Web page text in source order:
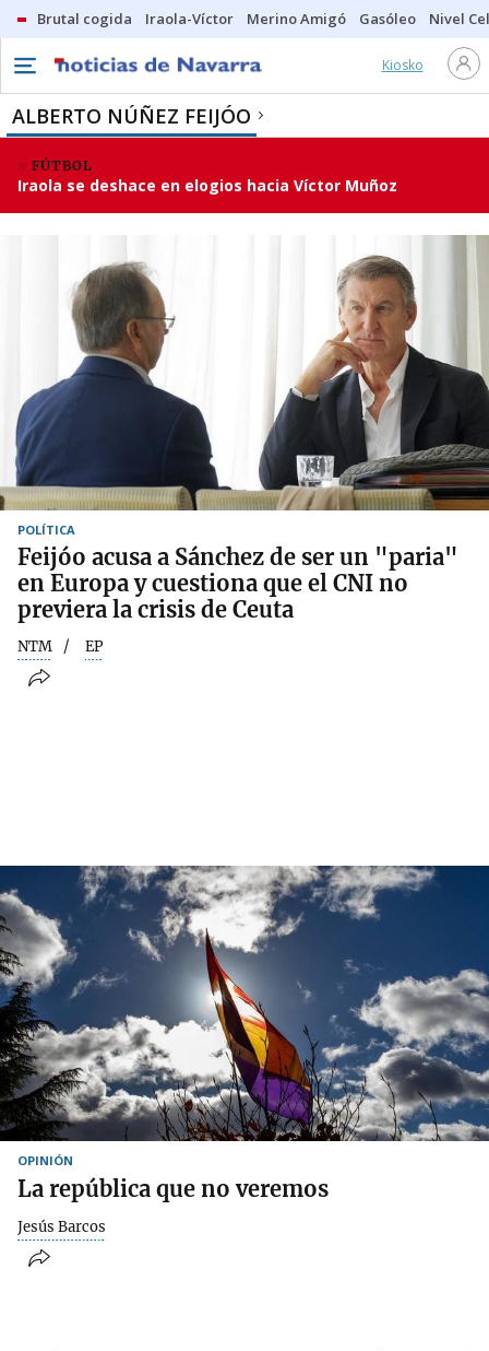
Brutal cogida Iraola-Víctor Merino Amigó Gasóleo Nivel
Kiosko
ALBERTO NÚÑEZ FEIJÓO
FÚTBOL
Iraola se deshace en elogios hacia Víctor Muñoz
POLÍTICA
Feijóo acusa a Sánchez de ser un "paria"
en Europa y cuestiona que el CNI no
previera la crisis de Ceuta
NTM EP
OPINIÓN
La república que no veremos
Jesús Barcos